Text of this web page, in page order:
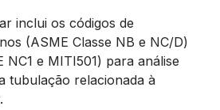
inclui os códigos de
(ASME Classe NB e NC/D)
NC1 e MITI501) para análise
tubulação relacionada à